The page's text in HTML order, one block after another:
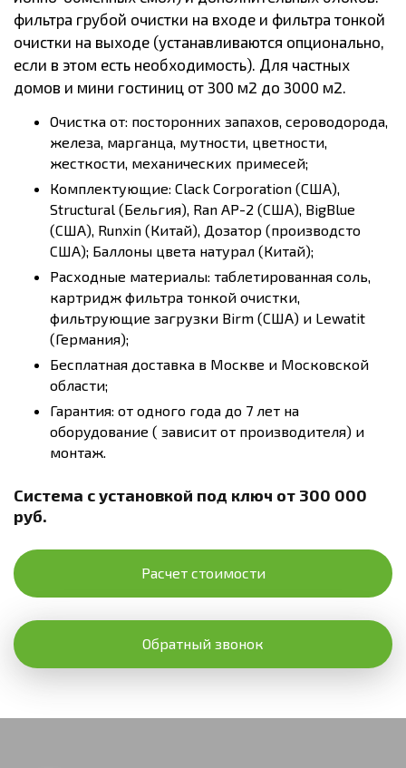
фильтра грубой очистки на входе и фильтра тонкой
очистки на выходе (устанавливаются опционально,
если в этом есть необходимость). Для частных
домов и мини гостиниц от 300 м2 до 3000 м2.
Очистка от: посторонних запахов, сероводорода,
железа, марганца, мутности, цветности,
жесткости, механических примесей;
Комплектующие: Clack Corporation (США),
Structural (Бельгия), Ran AP-2 (США), BigBlue
(США), Runxin (Китай), Дозатор (производсто
США); Баллоны цвета натурал (Китай);
Расходные материалы: таблетированная соль,
картридж фильтра тонкой очистки,
фильтрующие загрузки Birm (США) и Lewatit
(Германия);
Бесплатная доставка в Москве и Московской
области;
Гарантия: от одного года до 7 лет на
оборудование ( зависит от производителя) и
монтаж.
Система с установкой под ключ от 300 000
руб.
Расчет стоимости
Обратный звонок